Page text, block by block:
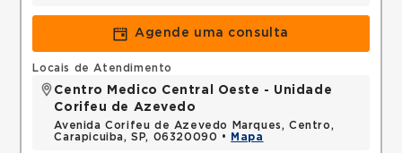
Agende uma consulta
Locais de Atendimento
Centro Medico Central Oeste - Unidade
Corifeu de Azevedo
Avenida Corifeu de Azevedo Marques, Centro,
Carapicuiba, SP, 06320090 •
Mapa